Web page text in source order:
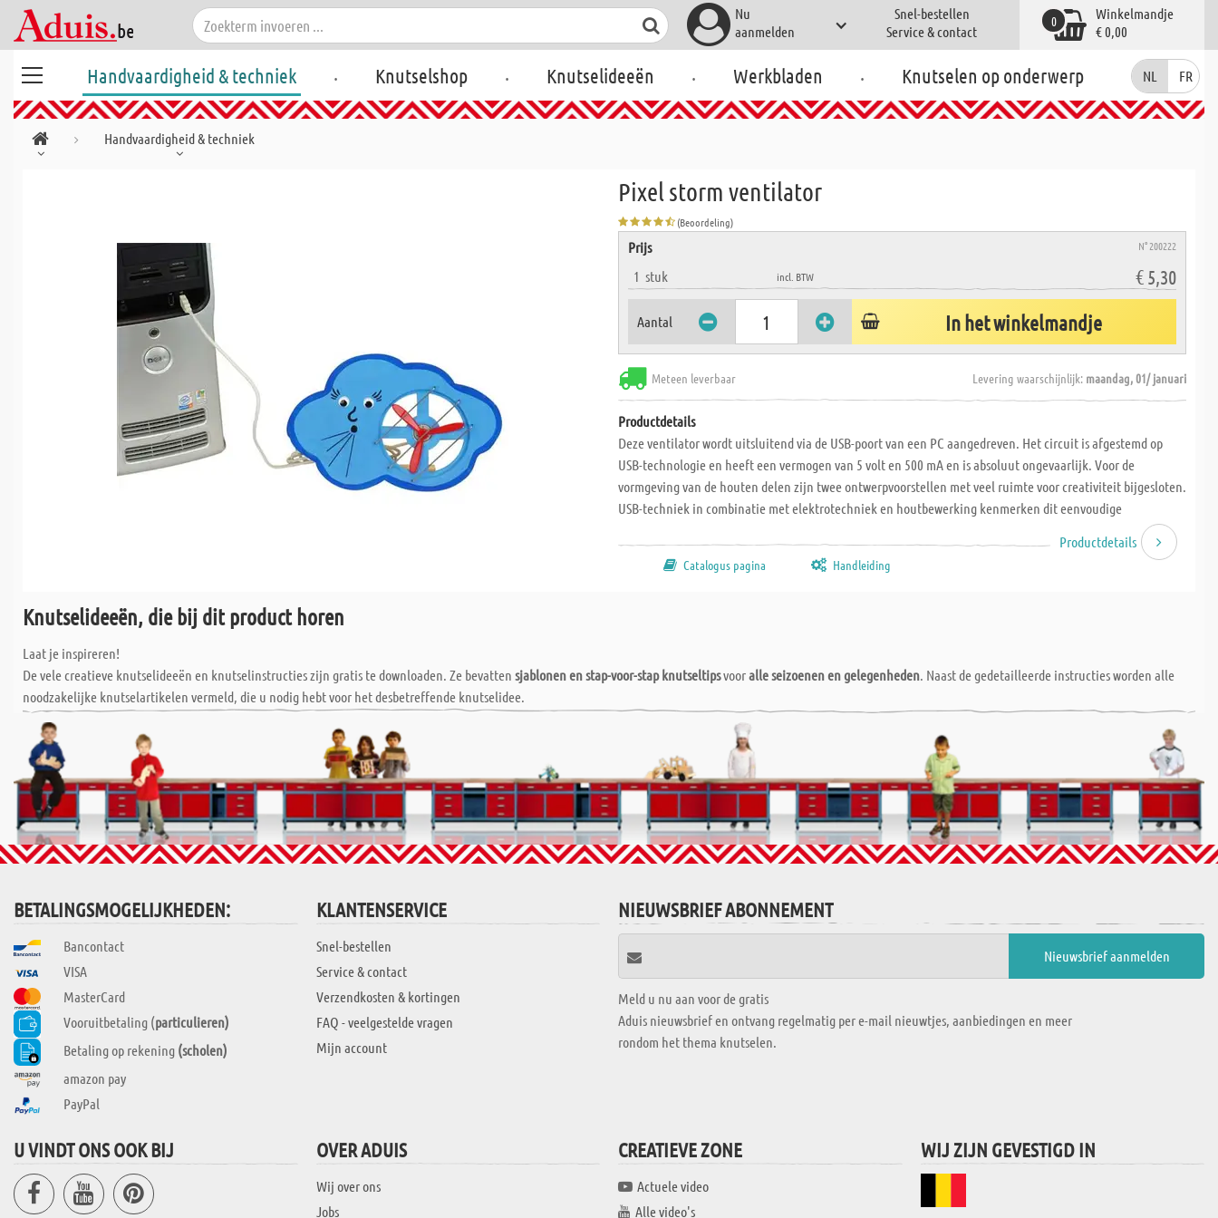
Nu
aanmelden
Snel-bestellen
Service & contact
Winkelmandje
€ 0,00
0
Handvaardigheid & techniek . Knutselshop . Knutselideeën . Werkbladen . Knutselen op onderwerp NL FR
Handvaardigheid & techniek
Pixel storm ventilator
(Beoordeling)
Prijs N° 200222
1 stuk incl. BTW € 5,30
Aantal In het winkelmandje
Meteen leverbaar Levering waarschijnlijk: maandag, 01/ januari
Productdetails
Deze ventilator wordt uitsluitend via de USB-poort van een PC aangedreven. Het circuit is afgestemd op
USB-technologie en heeft een vermogen van 5 volt en 500 mA en is absoluut ongevaarlijk. Voor de
vormgeving van de houten delen zijn twee ontwerpvoorstellen met veel ruimte voor creativiteit bijgesloten.
USB-techniek in combinatie met elektrotechniek en houtbewerking kenmerken dit eenvoudige
bouwpakketje. Inclusief USB-kabel. Afmetingen L x B x H: 290 x 200 x 100 mm. Vanaf 10 jaar, 8-12 uur. 2
ontwerpvoorstellen Geen batterij of stroomkabel nodig
Productdetails
Catalogus pagina Handleiding
Knutselideeën, die bij dit product horen
Laat je inspireren!
De vele creatieve knutselideeën en knutselinstructies zijn gratis te downloaden. Ze bevatten sjablonen en stap-voor-stap knutseltipsvooralle seizoenen en gelegenheden. Naast de gedetailleerde instructies worden alle
noodzakelijke knutselartikelen vermeld, die u nodig hebt voor het desbetreffende knutselidee.
BETALINGSMOGELIJKHEDEN:
Bancontact
VISA
MasterCard
Vooruitbetaling (particulieren)
Betaling op rekening (scholen)
amazon pay
PayPal
KLANTENSERVICE
Snel-bestellen
Service & contact
Verzendkosten & kortingen
FAQ - veelgestelde vragen
Mijn account
NIEUWSBRIEF ABONNEMENT
Meld u nu aan voor de gratis
Aduis nieuwsbrief en ontvang regelmatig per e-mail nieuwtjes, aanbiedingen en meer
rondom het thema knutselen.
U VINDT ONS OOK BIJ OVER ADUIS
Wij over ons
Jobs
CREATIEVE ZONE
Actuele video
Alle video's
WIJ ZIJN GEVESTIGD IN